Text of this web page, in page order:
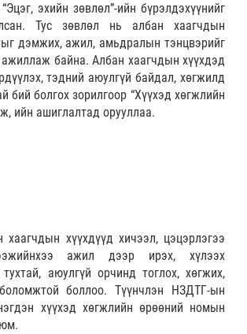
эхийн зөвлөл”-ийн бүрэлдэхүүнийг
Тус зөвлөл нь албан хаагчдын
дэмжих, ажил, амьдралын тэнцвэрийг
ажиллаж байна. Албан хаагчдын хүүхдэд
тэдний аюулгүй байдал, хөгжилд
бий болгох зорилгоор “Хүүхэд хөгжлийн
ийн ашиглалтад орууллаа.
хаагчдын хүүхдүүд хичээл, цэцэрлэгээ
ажил дээр ирэх, хүлээх
аюулгүй орчинд тоглох, хөгжих,
боллоо. Түүнчлэн НЗДТГ-ын
хүүхэд хөгжлийн өрөөний номын